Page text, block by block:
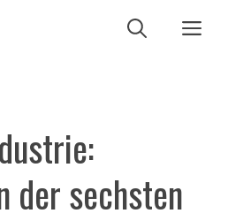
der sechsten